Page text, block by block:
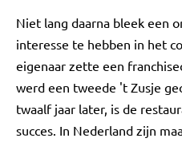
Niet lang daarna bleek een
interesse te hebben in het
eigenaar zette een
werd een tweede 't Zusje
twaalf jaar later, is de
succes. In Nederland zijn